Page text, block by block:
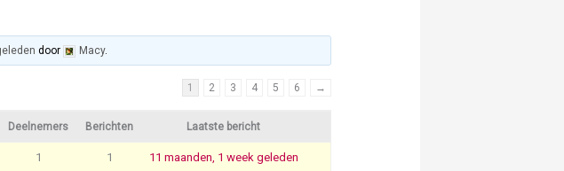
door Macy.
1 2 3 4 5 6 →
Deelnemers Berichten Laatste bericht
1 1 11 maanden, 1 week geleden